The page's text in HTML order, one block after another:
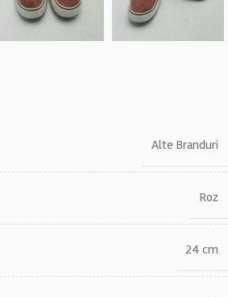
Alte Branduri
Roz
24 cm